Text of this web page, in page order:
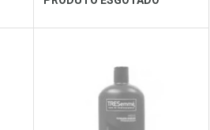
Laboratório
Por Menos